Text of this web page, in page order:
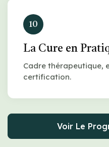
10
La Cure en
Cadre thérapeutique,
certification.
Voir Le